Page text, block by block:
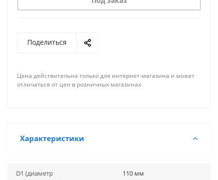
Поделиться
Цена действительна только для интернет-магазина и может
отличаться от цен в розничных магазинах
Характеристики
D1 (диаметр
110 мм